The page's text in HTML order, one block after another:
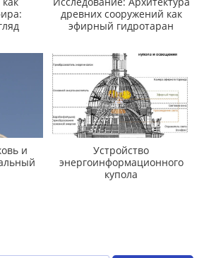
древних сооружений как
эфирный гидротаран
и
Устройство
энергоинформационного
купола